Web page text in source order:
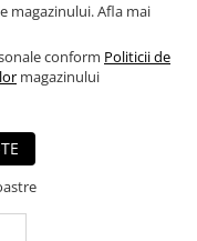
magazinului. Afla mai
conform Politicii de
magazinului